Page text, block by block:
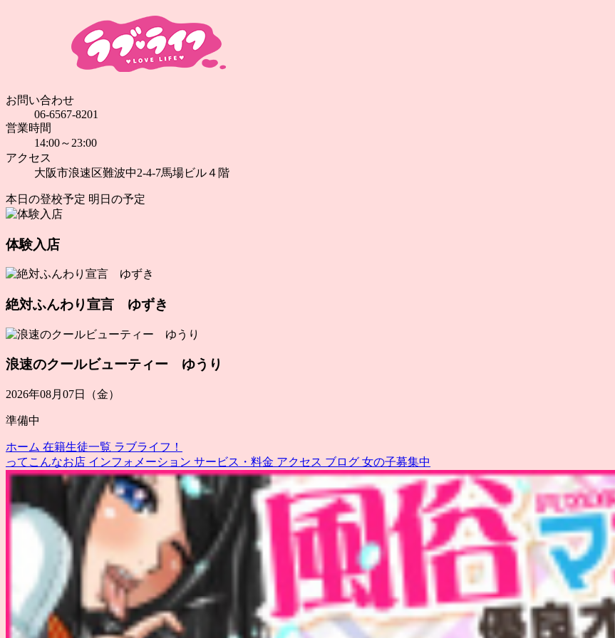
お問い合わせ
06-6567-8201
営業時間
14:00～23:00
アクセス
大阪市浪速区難波中2-4-7馬場ビル４階
本日の登校予定 明日の予定
体験入店
絶対ふんわり宣言 ゆずき
浪速のクールビューティー ゆうり
2026年08月07日（金）
準備中
ホーム 在籍生徒一覧 ラブライフ！
ってこんなお店 インフォメーション サービス・料金 アクセス ブログ 女の子募集中